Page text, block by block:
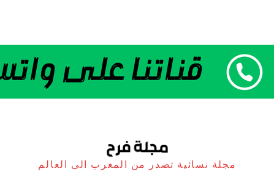
مجلة نسائية تصدر من المغرب الى العالم